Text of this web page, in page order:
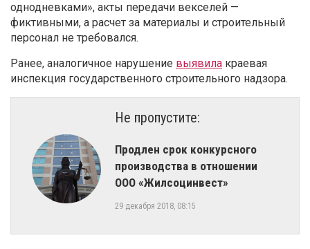
однодневками», акты передачи векселей —
фиктивными, а расчет за материалы и строительный
персонал не требовался.
Ранее, аналогичное нарушение выявила краевая
инспекция государственного строительного надзора.
Не пропустите:
Продлен срок конкурсного
производства в отношении
ООО «Жилсоцинвест»
29 декабря 2018, 08:15